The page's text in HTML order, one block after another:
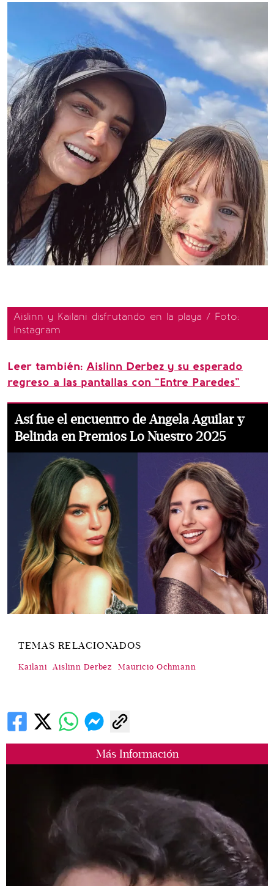
Más Información
Aislinn y Kailani disfrutando en la playa / Foto:
Instagram
Leer también: Aislinn Derbez y su esperado
regreso a las pantallas con “Entre Paredes”
Así fue el encuentro de Angela Aguilar y
Belinda en Premios Lo Nuestro 2025
TEMAS RELACIONADOS
Kailani Aislinn Derbez Mauricio Ochmann